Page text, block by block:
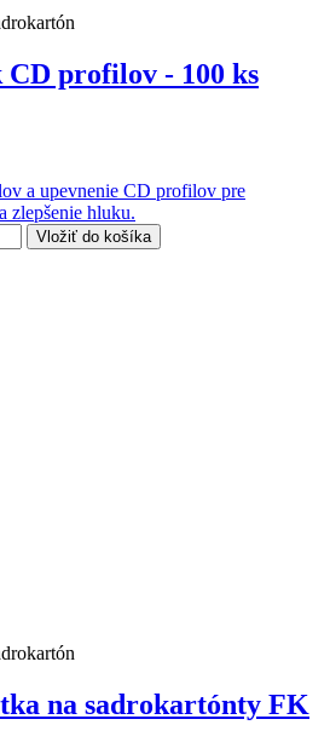
profilov - 100 ks
a upevnenie CD profilov pre
zlepšenie hluku.
Vložiť do košíka
na sadrokartónty FK